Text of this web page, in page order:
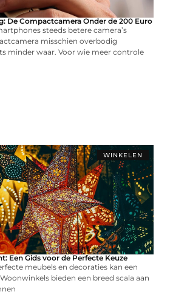
De Compactcamera Onder de 200 Euro
steeds betere camera’s
misschien overbodig
minder waar. Voor wie meer controle
WINKELEN
Een Gids voor de Perfecte Keuze
meubels en decoraties kan een
bieden een breed scala aan